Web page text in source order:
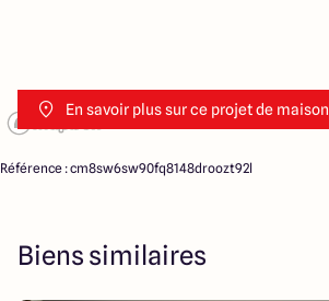
En savoir plus sur ce projet de maison
Référence : cm8sw6sw90fq8148droozt92l
Biens similaires